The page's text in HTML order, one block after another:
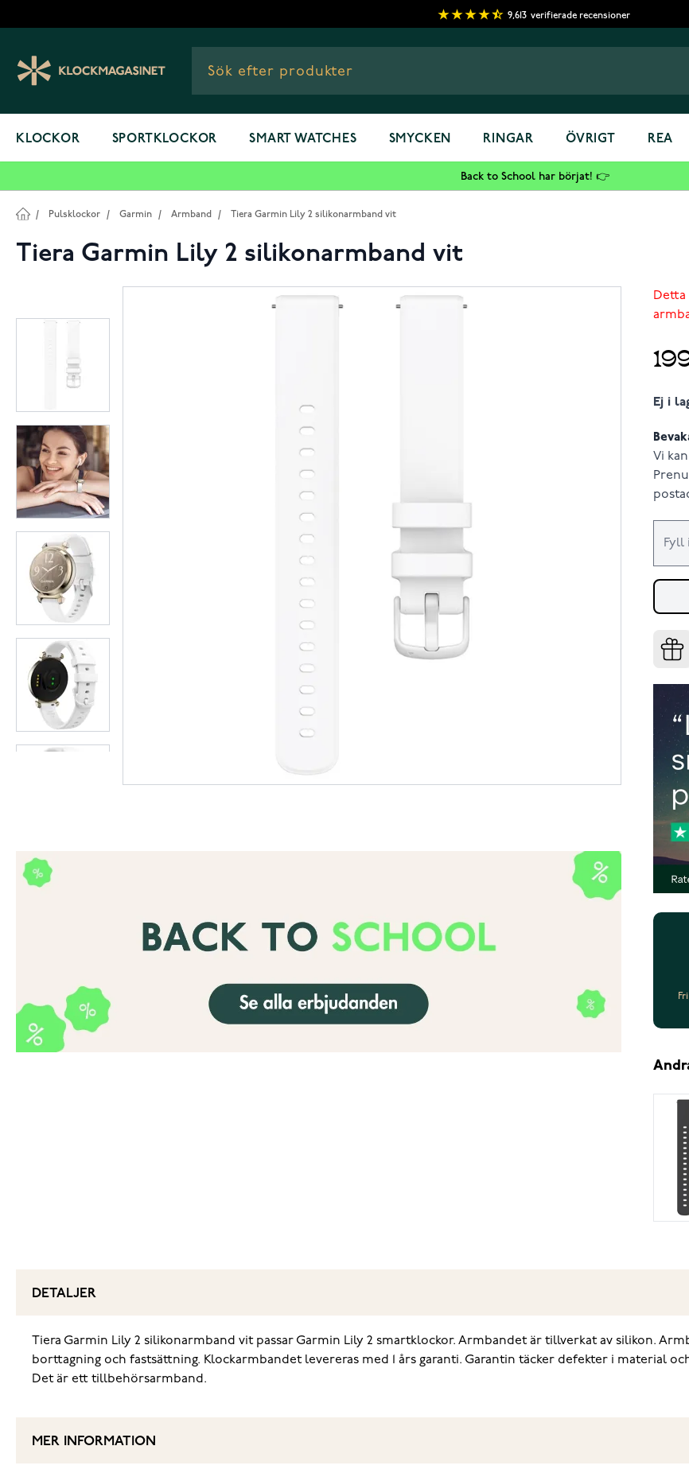
9,613 verifierade recensioner
KLOCKOR SPORTKLOCKOR SMART WATCHES SMYCKEN RINGAR ÖVRIGT REA
Back to School har börjat! 👉
/ Pulsklockor / Garmin / Armband / Tiera Garmin Lily 2 silikonarmband vit
Tiera Garmin Lily 2 silikonarmband vit
Ej i
Vi
DETALJER
Tiera Garmin Lily 2 silikonarmband vit passar Garmin Lily 2 smartklockor. Armbandet är tillverkat av silikon.
borttagning och fastsättning. Klockarmbandet levereras med 1 års garanti. Garantin täcker defekter i material
Det är ett tillbehörsarmband.
MER INFORMATION